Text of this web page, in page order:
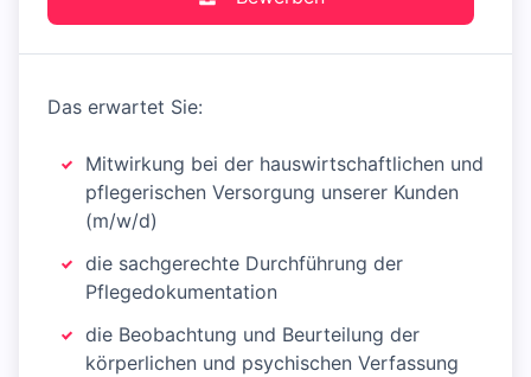
Das erwartet Sie:
Mitwirkung bei der hauswirtschaftlichen und
pflegerischen Versorgung unserer Kunden
(m/w/d)
die sachgerechte Durchführung der
Pflegedokumentation
die Beobachtung und Beurteilung der
körperlichen und psychischen Verfassung